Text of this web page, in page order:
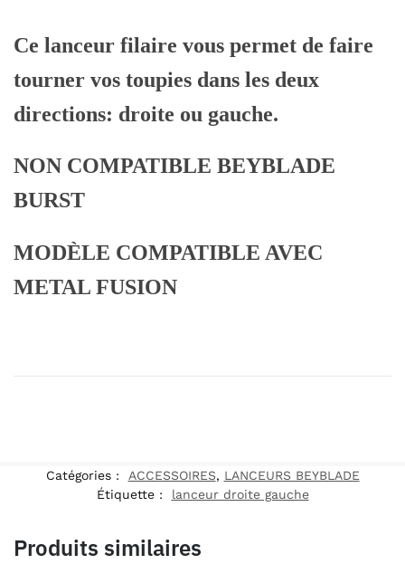
Ce lanceur filaire vous permet de faire
tourner vos toupies dans les deux
directions: droite ou gauche.
NON COMPATIBLE BEYBLADE
BURST
MODÈLE COMPATIBLE AVEC
METAL FUSION
Catégories : ACCESSOIRES, LANCEURS BEYBLADE
Étiquette :
lanceur droite gauche
Produits similaires